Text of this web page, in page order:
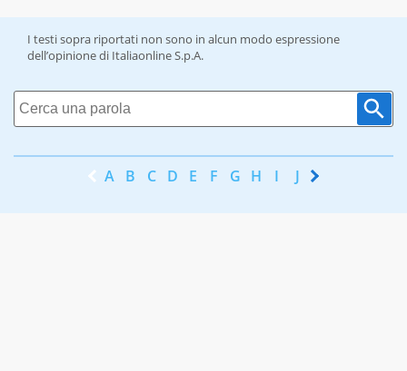
I testi sopra riportati non sono in alcun modo espressione
dell’opinione di Italiaonline S.p.A.
A B C D E F G H I J K